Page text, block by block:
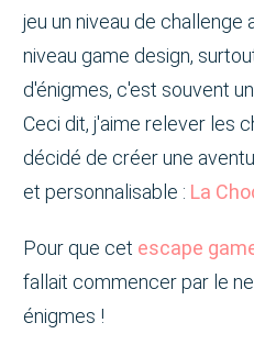
jeu un niveau de challenge
niveau game design,
d'énigmes, c'est souvent
Ceci dit, j'aime relever les
décidé de créer une
et personnalisable : La
Pour que cet escape
fallait commencer par le
énigmes !